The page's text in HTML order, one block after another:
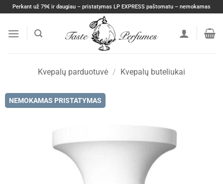
Skip
content
Perkant už 79€ ir daugiau – pristatymas LP EXPRESS paštomatu – nemokamas
Kvepalų parduotuvė / Kvepalų buteliukai
NEMOKAMAS PRISTATYMAS